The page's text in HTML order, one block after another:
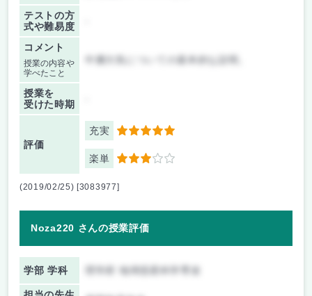
テストの方
式や難易度
コメント
授業の内容や
学べたこと
授業を
受けた時期
評価
充実 5
楽単 3
(2019/02/25) [3083977]
Noza220 さんの授業評価
学部 学科